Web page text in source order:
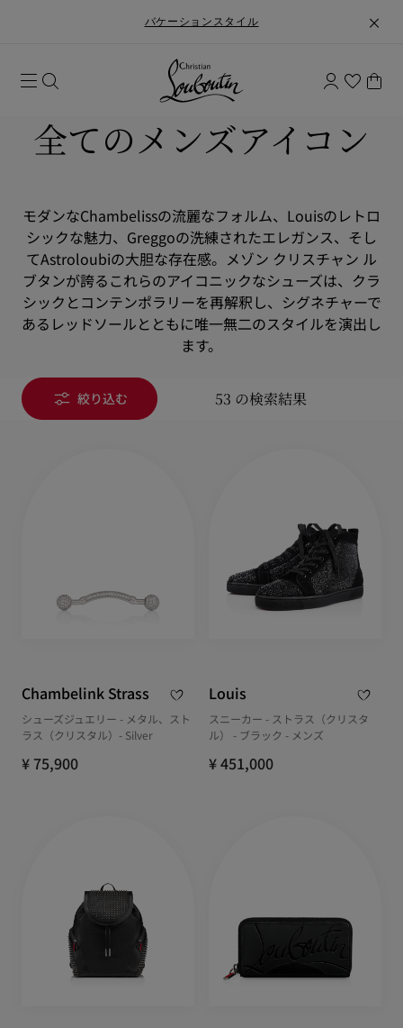
バケーションスタイル
全てのメンズアイコン
モダンなChambelissの流麗なフォルム、Louisのレトロ
シックな魅力、Greggoの洗練されたエレガンス、そし
てAstroloubiの大胆な存在感。メゾン クリスチャン ル
ブタンが誇るこれらのアイコニックなシューズは、クラ
シックとコンテンポラリーを再解釈し、シグネチャーで
あるレッドソールとともに唯一無二のスタイルを演出し
ます。
絞り込む 53 の検索結果
Chambelink Strass
シューズジュエリー - メタル、スト
ラス（クリスタル）- Silver
¥ 75,900
Louis
スニーカー - ストラス（クリスタ
ル） - ブラック - メンズ
¥ 451,000